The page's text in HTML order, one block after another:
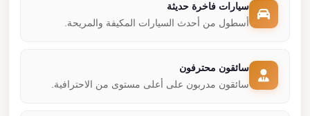
سيارات فاخرة حديثة
أسطول من أحدث السيارات المكيفة والمريحة.
سائقون محترفون
سائقون مدربون على أعلى مستوى من الاحترافية.